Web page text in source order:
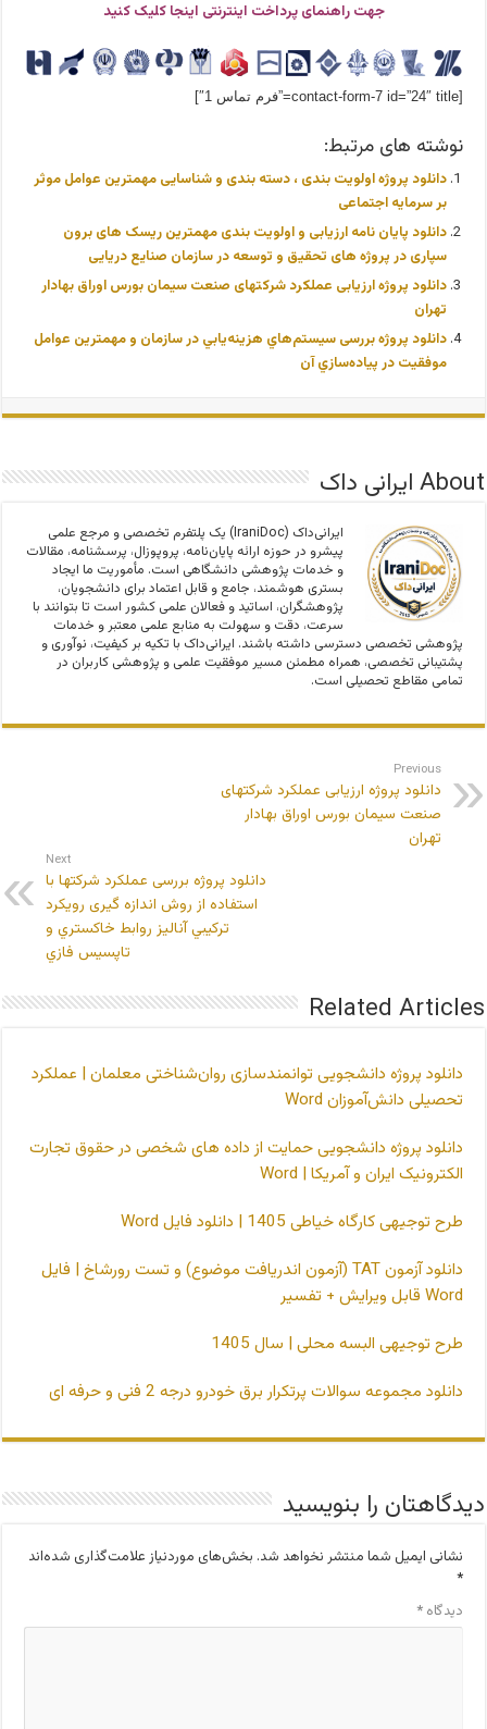
جهت راهنمای پرداخت اینترنتی اینجا کلیک کنید
[contact-form-7 id=”24″ title=”فرم تماس 1″]
نوشته های مرتبط:
دانلود پروژه اولویت بندی ، دسته بندی و شناسایی مهمترین عوامل موثر
بر سرمایه اجتماعی
دانلود پایان نامه ارزیابی و اولویت بندی مهمترین ریسک های برون
سپاری در پروژه های تحقیق و توسعه در سازمان صنایع دریایی
دانلود پروژه ارزیابی عملکرد شرکتهای صنعت سیمان بورس اوراق بهادار
تهران
دانلود پروژه بررسی سيستم‌هاي هزينه‌يابي در سازمان و مهمترین عوامل
موفقيت در پياده‌سازي آن
About ایرانی داک
ایرانی‌داک (IraniDoc) یک پلتفرم تخصصی و مرجع علمی
پیشرو در حوزه ارائه پایان‌نامه، پروپوزال، پرسشنامه، مقالات
و خدمات پژوهشی دانشگاهی است. مأموریت ما ایجاد
بستری هوشمند، جامع و قابل اعتماد برای دانشجویان،
پژوهشگران، اساتید و فعالان علمی کشور است تا بتوانند با
سرعت، دقت و سهولت به منابع علمی معتبر و خدمات
پژوهشی تخصصی دسترسی داشته باشند. ایرانی‌داک با تکیه بر کیفیت، نوآوری و
پشتیبانی تخصصی، همراه مطمئن مسیر موفقیت علمی و پژوهشی کاربران در
تمامی مقاطع تحصیلی است.
Previous
دانلود پروژه ارزیابی عملکرد شرکتهای
صنعت سیمان بورس اوراق بهادار
تهران
Next
دانلود پروژه بررسی عملکرد شرکتها با
استفاده از روش اندازه گیری رويکرد
ترکيبي آناليز روابط خاکستري و
تاپسيس فازي
Related Articles
دانلود پروژه دانشجویی توانمندسازی روان‌شناختی معلمان | عملکرد
تحصیلی دانش‌آموزان Word
دانلود پروژه دانشجویی حمایت از داده های شخصی در حقوق تجارت
الکترونیک ایران و آمریکا | Word
طرح توجیهی کارگاه خیاطی 1405 | دانلود فایل Word
دانلود آزمون TAT (آزمون اندریافت موضوع) و تست رورشاخ | فایل
Word قابل ویرایش + تفسیر
طرح توجیهی البسه محلی | سال 1405
دانلود مجموعه سوالات پرتکرار برق خودرو درجه 2 فنی و حرفه ای
دیدگاهتان را بنویسید
نشانی ایمیل شما منتشر نخواهد شد. بخش‌های موردنیاز علامت‌گذاری شده‌اند
*
دیدگاه*